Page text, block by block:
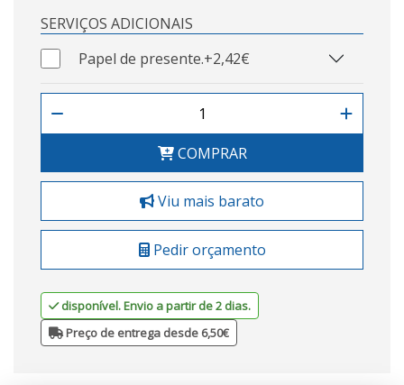
SERVIÇOS ADICIONAIS
Papel de presente.+2,42€
COMPRAR
Viu mais barato
Pedir orçamento
disponível. Envio a partir de 2 dias.
Preço de entrega desde 6,50€